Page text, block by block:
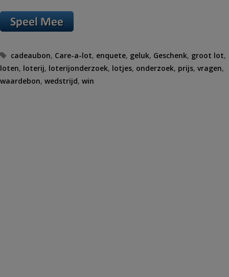
Tags
cadeaubon, Care-a-lot, enquete, geluk, Geschenk, groot lot,
loten, loterij, loterijonderzoek, lotjes, onderzoek, prijs, vragen,
waardebon, wedstrijd, win